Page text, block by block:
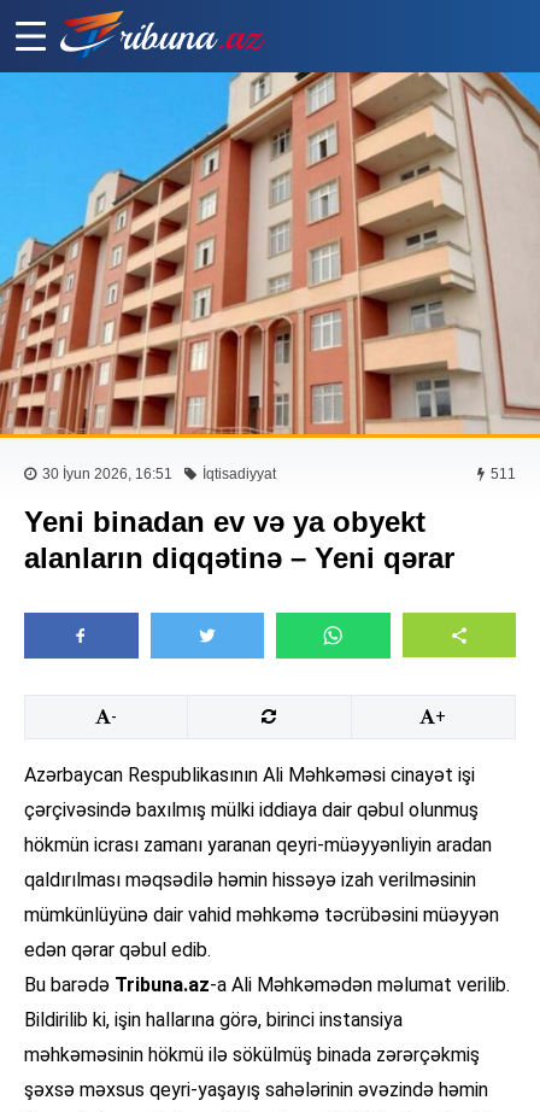
30 İyun 2026, 16:51 İqtisadiyyat 511
Yeni binadan ev və ya obyekt
alanların diqqətinə – Yeni qərar
- +
Azərbaycan Respublikasının Ali Məhkəməsi cinayət işi
çərçivəsində baxılmış mülki iddiaya dair qəbul olunmuş
hökmün icrası zamanı yaranan qeyri-müəyyənliyin aradan
qaldırılması məqsədilə həmin hissəyə izah verilməsinin
mümkünlüyünə dair vahid məhkəmə təcrübəsini müəyyən
edən qərar qəbul edib.
Bu barədə Tribuna.az-a Ali Məhkəmədən məlumat verilib.
Bildirilib ki, işin hallarına görə, birinci instansiya
məhkəməsinin hökmü ilə sökülmüş binada zərərçəkmiş
şəxsə məxsus qeyri-yaşayış sahələrinin əvəzində həmin